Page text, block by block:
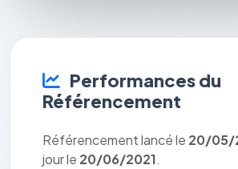
Performances du
Référencement
Référencement lancé le 20/05/
jour le 20/06/2021.